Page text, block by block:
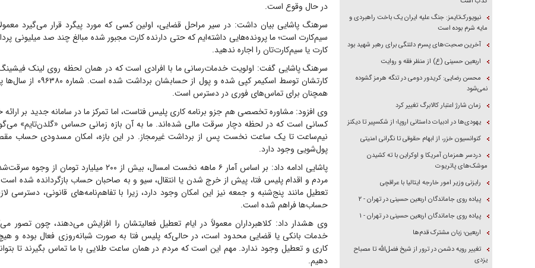
در حال وقوع است.
سرهنگ پاشایی بیان داشت: در سیر مراحل قضایی، اولین کسی که مورد پیگرد قرار می‌گیرد
سیم‌کارت است؛ ما پرونده‌هایی داشته‌ایم که حتی دارنده کارت مجبور شده مبالغ چند صد میلیونی
کارت یا سیم‌کارت‌تان را اجاره ندهید.
سرهنگ پاشایی گفت: اولویت خدمات‌رسانی ما با افرادی است که در همان لحظه روی لینک فیشینگ
کارتشان توسط اسکیمر کپی شده و پول
همچنان برای تماس‌های فوری در دسترس است.
وی افزود: مشاوره تخصصی هم جزو برنامه کاری پلیس فتاست، اما تمرکز ما در سامانه جدید بر
کسانی است که در لحظه دچار سرقت مالی شده‌اند. ما به آن بازه زمانی حساس «گلدن‌تایم»
نیم‌ساعت تا یک ساعت نخست پس از برداشت غیرمجاز. در این بازه، امکان مسدودی حساب
پول‌شویی وجود دارد.
پاشایی ادامه داد: بر اساس آمار ۶ ماهه نخست امسال، بیش از ۲۰۰
مردم و اقدام پلیس فتا، پیش از خرج شدن یا انتقال، سیو و به صاحبان حساب بازگردانده شده
تعطیل مانند پنج‌شنبه و جمعه نیز این امکان وجود دارد، زیرا با تفاهم‌نامه‌های قانونی، دسترسی
حساب‌ها فراهم شده است.
وی هشدار داد: کلاهبرداران معمولاً در ایام تعطیل فعالیتشان را افزایش می‌دهند، چون تصور
خدمات بانکی یا قضایی محدود است، در حالی‌که پلیس فتا به صورت شبانه‌روزی فعال بوده و
کاری و تعطیل وجود ندارد. مهم این است که مردم در همان ساعت طلایی با ما تماس بگیرند تا
دهیم.
نیویورک‌تایمز: جنگ علیه ایران یک باخت راهبردی و
مایه شرم بوده است
آخرین صحبت‌های پسرم دلتنگی برای رهبر شهید بود
اربعین حسینی (ع) از منظر فقه و روایت
محسن رضایی: کریدور دومی در تنگه هرمز گشوده
نمی‌شود
زمان شارژ اعتبار کالابرگ تغییر کرد
یهودی‌ها در ادبیات داستانی اروپا؛ از شکسپیر تا دیکنز
کنوانسیون خزر، از ابهام حقوقی تا نگرانی امنیتی
دردسر همزمان آمریکا و اوکراین با ته کشیدن
موشک‌های پاتریوت
رایزنی وزیر امور خارجه ایتالیا با عراقچی
پیاده روی جاماندگان اربعین حسینی در تهران - ۲
پیاده روی جاماندگان اربعین حسینی در تهران - ۱
اربعین؛ زبان مشترک قدم‌ها
تغییر رویه دشمن در ترور از شیخ فضل‌الله تا مصباح
یزدی